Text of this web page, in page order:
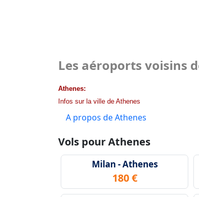
Les aéroports voisins
Athenes:
Infos sur la ville de Athenes
A propos de Athenes
Vols pour Athenes
Milan - Athenes
180 €